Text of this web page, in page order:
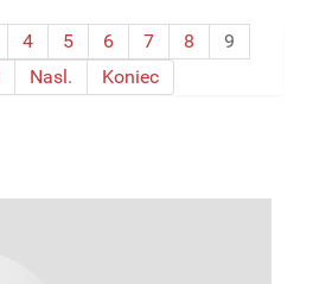
4 5 6 7 8
9
Nasl. Koniec